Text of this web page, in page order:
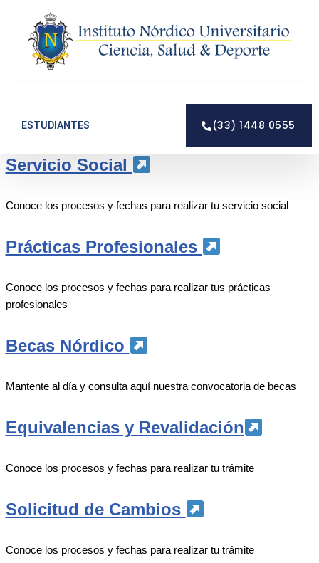
Saltar
contenido
ESTUDIANTES (33) 1448 0555
Servicio Social
Conoce los procesos y fechas para realizar tu servicio social
Prácticas Profesionales
Conoce los procesos y fechas para realizar tus prácticas
profesionales
Becas Nórdico
Mantente al día y consulta aquí nuestra convocatoria de becas
Equivalencias y Revalidación
Conoce los procesos y fechas para realizar tu trámite
Solicitud de Cambios
Conoce los procesos y fechas para realizar tu trámite